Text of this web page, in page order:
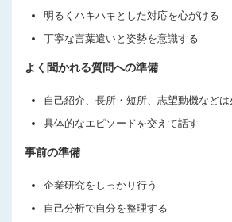
明るくハキハキとした対応を心がける
丁寧な言葉遣いと姿勢を意識する
よく聞かれる質問への準備
自己紹介、長所・短所、志望動機など
具体的なエピソードを交えて話す
事前の準備
企業研究をしっかり行う
自己分析で自分を整理する